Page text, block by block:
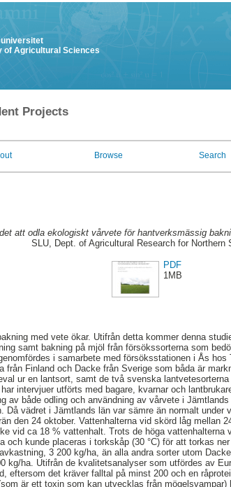
of Agricultural Sciences
Projects
Browse Search
att odla ekologiskt vårvete för hantverksmässig
SLU, Dept. of Agricultural Research for Northern
PDF
1MB
med vete ökar. Utifrån detta kommer denna
samt bakning på mjöl från försökssorterna som
i samarbete med försöksstationen i Ås
från Finland och Dacke från Sverige som båda är
ur en lantsort, samt de två svenska
intervjuer utförts med bagare, kvarnar och
av både odling och användning av vårvete i
Då vädret i Jämtlands län var sämre än normalt under
den 24 oktober. Vattenhalterna vid skörd låg mellan
vid ca 18 % vattenhalt. Trots de höga vattenhalterna
och kunde placeras i torkskåp (30 °C) för att torkas
3 200 kg/ha, än alla andra sorter utom
kg/ha. Utifrån de kvalitetsanalyser som utfördes av
eftersom det kräver falltal på minst 200 och en
är ett toxin som kan utvecklas från